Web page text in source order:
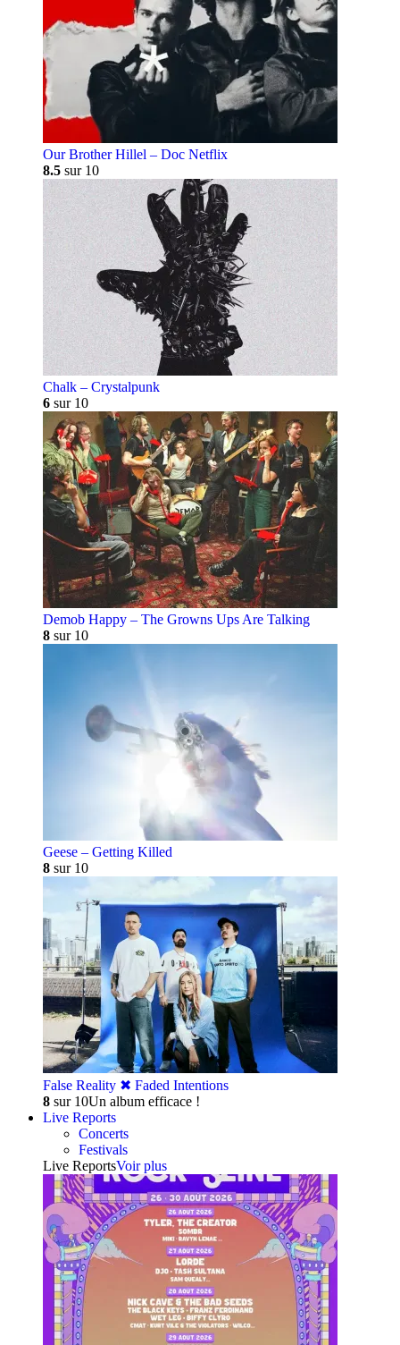
Our Brother Hillel – Doc Netflix
8.5 sur 10
Chalk – Crystalpunk
6 sur 10
Demob Happy – The Growns Ups Are Talking
8 sur 10
Geese – Getting Killed
8 sur 10
False Reality ✖︎ Faded Intentions
8 sur 10Un album efficace !
Live Reports
Concerts
Festivals
Live ReportsVoir plus